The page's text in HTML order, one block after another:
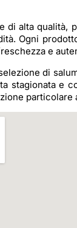
di alta qualità,
Ogni
e
di
stagionata e